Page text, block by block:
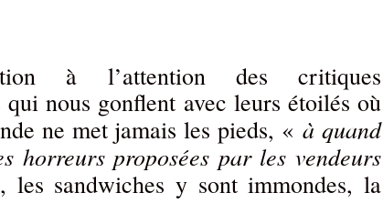
à l’attention des critiques
qui nous gonflent avec leurs étoilés où
ne met jamais les pieds, «à quand
horreurs proposées par les vendeurs
les sandwiches y sont immondes, la